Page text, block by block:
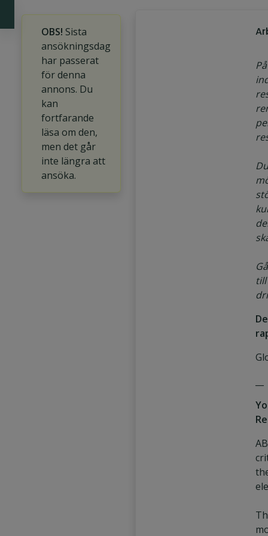
OBS! Sista
ansökningsdag
har passerat
för denna
annons. Du
kan
fortfarande
läsa om den,
men det går
inte längra att
ansöka.